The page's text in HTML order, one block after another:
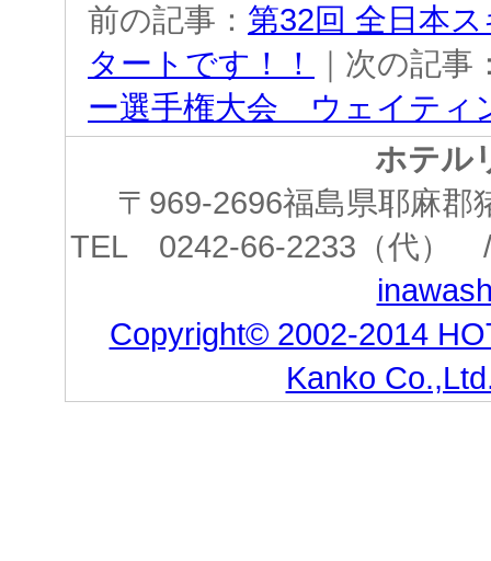
前の記事： 第32回 全日本
タートです！！
｜次の記事
ー選手権大会 ウェイティ
ホテル
〒969-2696福島県耶麻
TEL 0242-66-2233（代
Copyright© 2002-2014
Kanko